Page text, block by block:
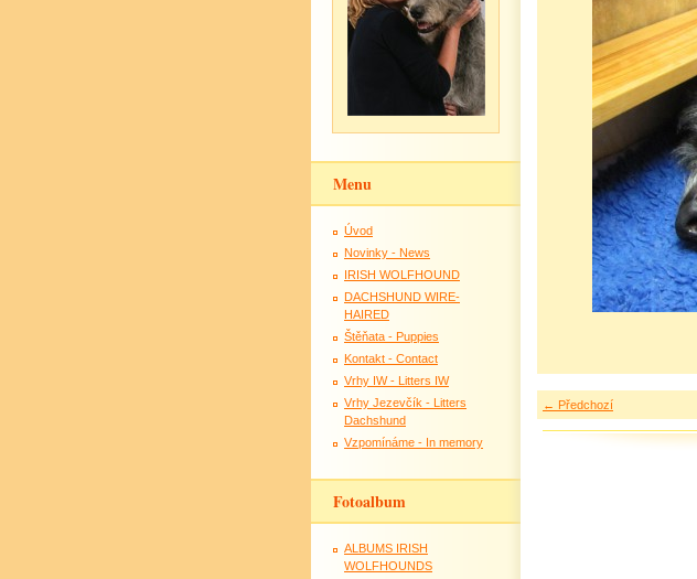
← Předchozí
Menu
Úvod
Novinky - News
IRISH WOLFHOUND
DACHSHUND WIRE-
HAIRED
Štěňata - Puppies
Kontakt - Contact
Vrhy IW - Litters IW
Vrhy Jezevčík - Litters
Dachshund
Vzpomínáme - In memory
Fotoalbum
ALBUMS IRISH
WOLFHOUNDS